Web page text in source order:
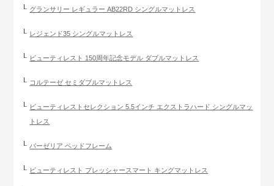
グランサリー レギュラー AB22RD シングルマットレス
レジェンド35 シングルマットレス
ビューティレスト 150周年記念モデル ダブルマットレス
コルテーゼ セミダブルマットレス
ビューティレストセレクション 5.5インチ エクストラハード シングルマッ
トレス
バーゼリア ベッドフレーム
ビューティレスト プレッシャースマート キングマットレス